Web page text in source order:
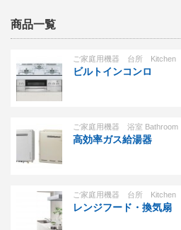
商品一覧
ご家庭用機器 台所 Kitchen
ビルトインコンロ
ご家庭用機器 浴室 Bathroom
高効率ガス給湯器
ご家庭用機器 台所 Kitchen
レンジフード・換気扇